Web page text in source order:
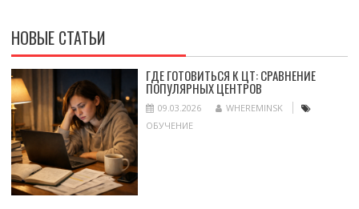
НОВЫЕ СТАТЬИ
ГДЕ ГОТОВИТЬСЯ К ЦТ: СРАВНЕНИЕ
ПОПУЛЯРНЫХ ЦЕНТРОВ
09.03.2026
WHEREMINSK
ОБУЧЕНИЕ